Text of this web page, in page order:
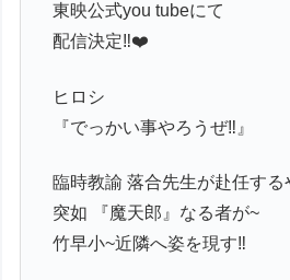
東映公式you tubeにて
配信決定‼️❤️
ヒロシ
『でっかい事やろうぜ‼️』
臨時教諭 落合先生が赴任する
突如 『魔天郎』なる者が~
竹早小~近隣へ姿を現す‼️